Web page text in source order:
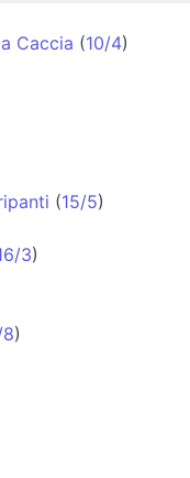
Caccia (10/4)
(15/5)
3)
)